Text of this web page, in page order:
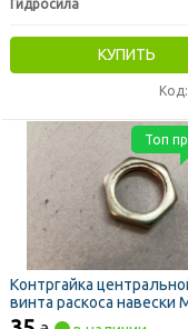
Гидросила
КУПИТЬ
Контргайка
винта раскоса навески
М30х3 H=8мм (пр-во РЗТ
Топ